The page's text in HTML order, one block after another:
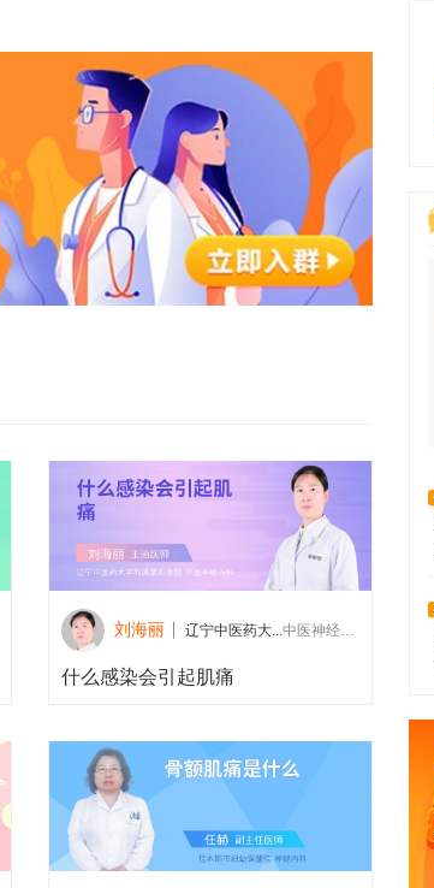
刘海丽 辽宁中医药大...中医神经内科
什么感染会引起肌痛